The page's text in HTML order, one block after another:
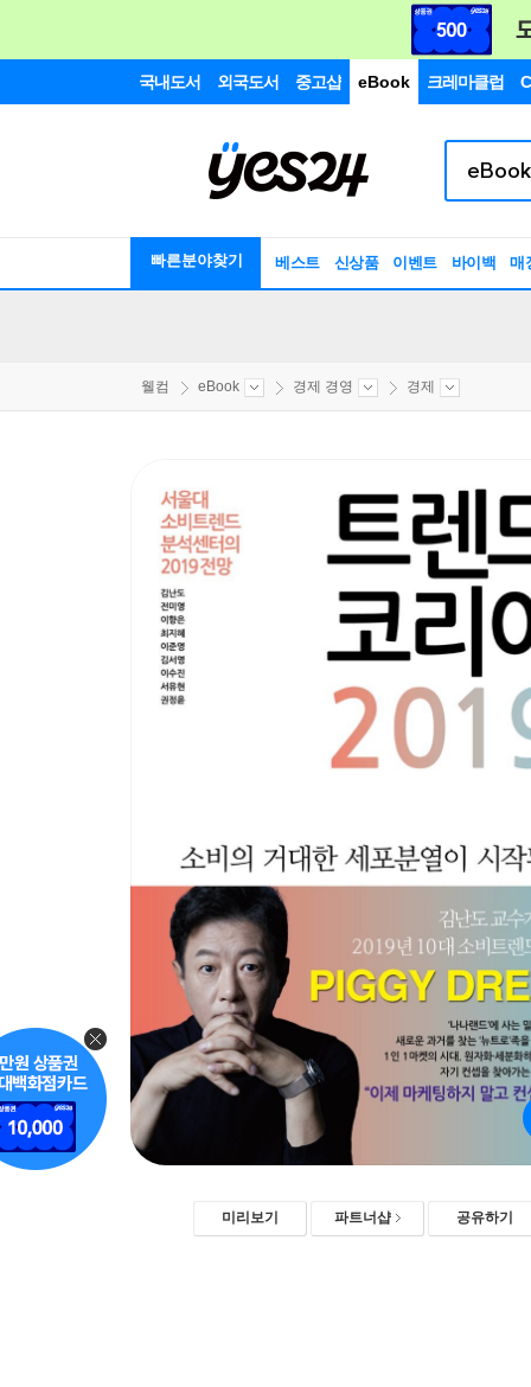
국내도서 외국도서 중고샵 eBook 크레마클럽
빠른분야찾기 베스트 신상품 이벤트 바이백 매
웰컴 eBook 경제 경영 경제
미리보기 파트너샵 공유하기